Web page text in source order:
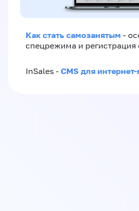
Как стать самозанятым -
спецрежима и регистрация
InSales - CMS для